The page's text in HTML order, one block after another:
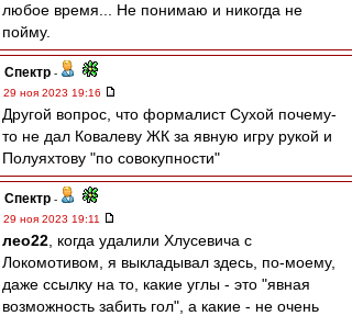
любое время... Не понимаю и никогда не
пойму.
Спектр -
29 ноя 2023 19:16
Другой вопрос, что формалист Сухой почему-
то не дал Ковалеву ЖК за явную игру рукой и
Полуяхтову "по совокупности"
Спектр -
29 ноя 2023 19:11
лео22 , когда удалили Хлусевича с
Локомотивом, я выкладывал здесь, по-моему,
даже ссылку на то, какие углы - это "явная
возможность забить гол", а какие - не очень